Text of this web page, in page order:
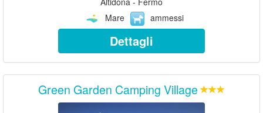
Mare
ammessi
Dettagli
Green Garden Camping Village